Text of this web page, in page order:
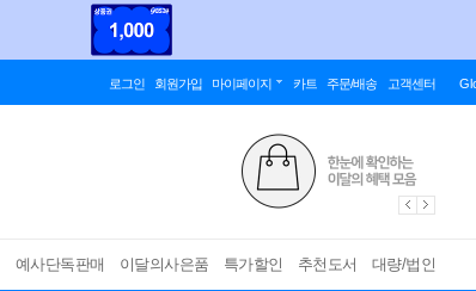
로그인 회원가입 마이페이지 카트 주문/배송 고객센터
예사단독판매 이달의사은품 특가할인 추천도서 대량/법인